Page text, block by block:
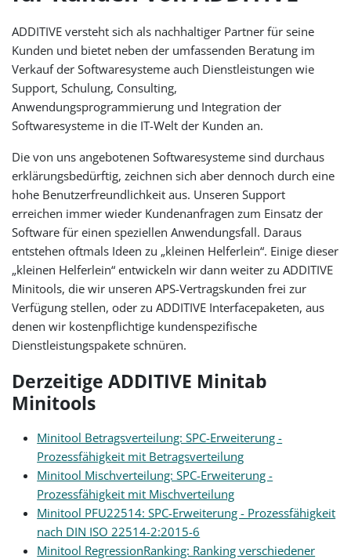
ADDITIVE versteht sich als nachhaltiger Partner für seine
Kunden und bietet neben der umfassenden Beratung im
Verkauf der Softwaresysteme auch Dienstleistungen wie
Support, Schulung, Consulting,
Anwendungsprogrammierung und Integration der
Softwaresysteme in die IT-Welt der Kunden an.
Die von uns angebotenen Softwaresysteme sind durchaus
erklärungsbedürftig, zeichnen sich aber dennoch durch eine
hohe Benutzerfreundlichkeit aus. Unseren Support
erreichen immer wieder Kundenanfragen zum Einsatz der
Software für einen speziellen Anwendungsfall. Daraus
entstehen oftmals Ideen zu „kleinen Helferlein“. Einige dieser
„kleinen Helferlein“ entwickeln wir dann weiter zu ADDITIVE
Minitools, die wir unseren APS-Vertragskunden frei zur
Verfügung stellen, oder zu ADDITIVE Interfacepaketen, aus
denen wir kostenpflichtige kundenspezifische
Dienstleistungspakete schnüren.
Derzeitige ADDITIVE Minitab
Minitools
Minitool Betragsverteilung: SPC-Erweiterung -
Prozessfähigkeit mit Betragsverteilung
Minitool Mischverteilung: SPC-Erweiterung -
Prozessfähigkeit mit Mischverteilung
Minitool PFU22514: SPC-Erweiterung - Prozessfähigkeit
nach DIN ISO 22514-2:2015-6
Minitool RegressionRanking: Ranking verschiedener